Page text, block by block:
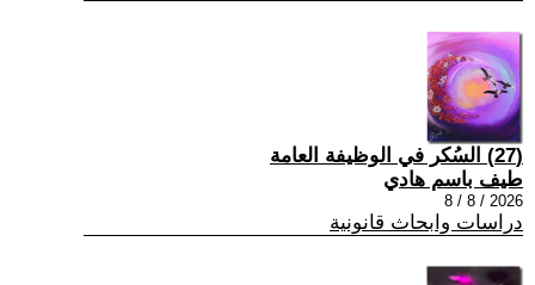
(27) السُكر في الوظيفة العامة
طيف باسم هادي
2026 / 8 / 8
دراسات وابحاث قانونية